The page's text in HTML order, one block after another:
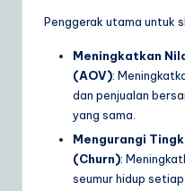
Penggerak utama untuk
Meningkatkan
(AOV):
dan penjualan
yang sama.
Mengurangi
(Churn):
seumur hidup